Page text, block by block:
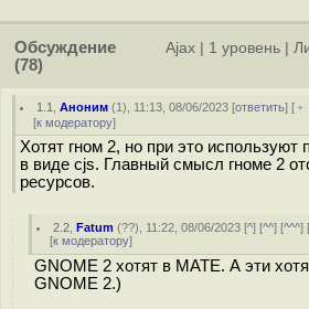
Обсуждение
(78)
Ajax 1 уровень
1.1 ,Аноним (1), 11:13, 08/06/2023 [ответить] [
[к модератору]
Хотят гном 2, но при это используют
в виде cjs. Главный смысл гноме 2
ресурсов.
2.2 ,Fatum (??), 11:22, 08/06/2023 [^] [^^] [^^^]
[к модератору]
GNOME 2 хотят в MATE. А эти
GNOME 2.)